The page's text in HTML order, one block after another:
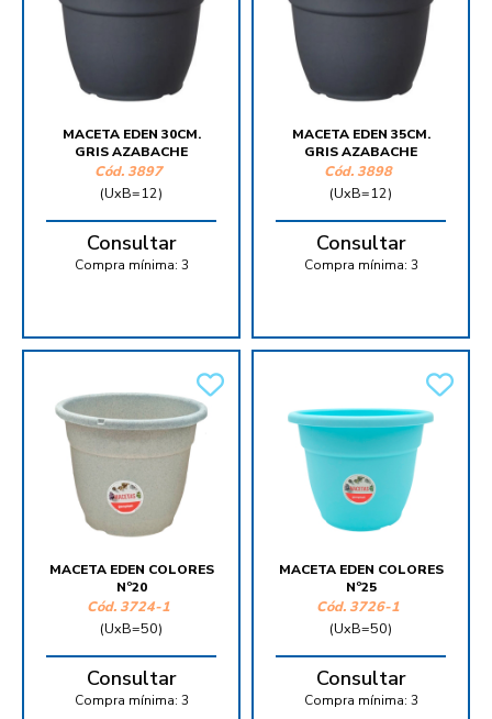
MACETA EDEN 30CM.
GRIS AZABACHE
Cód. 3897
(UxB=12)
Consultar
Compra mínima: 3
MACETA EDEN 35CM.
GRIS AZABACHE
Cód. 3898
(UxB=12)
Consultar
Compra mínima: 3
MACETA EDEN COLORES
Nº20
Cód. 3724-1
(UxB=50)
Consultar
Compra mínima: 3
MACETA EDEN COLORES
Nº25
Cód. 3726-1
(UxB=50)
Consultar
Compra mínima: 3